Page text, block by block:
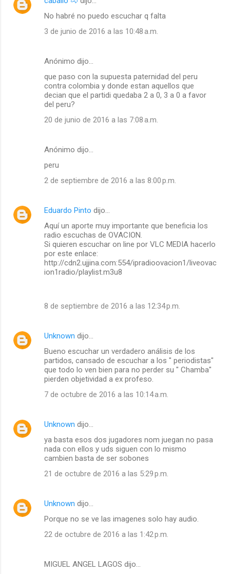
No habré no puedo escuchar q falta
3 de junio de 2016 a las 10:48 a.m.
Anónimo dijo…
que paso con la supuesta paternidad del peru
contra colombia y donde estan aquellos que
decian que el partidi quedaba 2 a 0, 3 a 0 a favor
del peru?
20 de junio de 2016 a las 7:08 a.m.
Anónimo dijo…
peru
2 de septiembre de 2016 a las 8:00 p.m.
Eduardo Pinto dijo…
Aquí un aporte muy importante que beneficia los
radio escuchas de OVACION.
Si quieren escuchar on line por VLC MEDIA hacerlo
por este enlace:
http://cdn2.ujjina.com:554/ipradioovacion1/liveovac
ion1radio/playlist.m3u8
8 de septiembre de 2016 a las 12:34 p.m.
Unknown dijo…
Bueno escuchar un verdadero análisis de los
partidos, cansado de escuchar a los " periodistas"
que todo lo ven bien para no perder su " Chamba"
pierden objetividad a ex profeso.
7 de octubre de 2016 a las 10:14 a.m.
Unknown dijo…
ya basta esos dos jugadores nom juegan no pasa
nada con ellos y uds siguen con lo mismo
cambien basta de ser sobones
21 de octubre de 2016 a las 5:29 p.m.
Unknown dijo…
Porque no se ve las imagenes solo hay audio.
22 de octubre de 2016 a las 1:42 p.m.
MIGUEL ANGEL LAGOS dijo…